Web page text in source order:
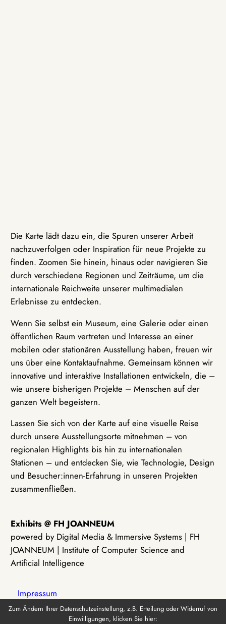
Die Karte lädt dazu ein, die Spuren unserer Arbeit
nachzuverfolgen oder Inspiration für neue Projekte zu
finden. Zoomen Sie hinein, hinaus oder navigieren Sie
durch verschiedene Regionen und Zeiträume, um die
internationale Reichweite unserer multimedialen
Erlebnisse zu entdecken.
Wenn Sie selbst ein Museum, eine Galerie oder einen
öffentlichen Raum vertreten und Interesse an einer
mobilen oder stationären Ausstellung haben, freuen wir
uns über eine Kontaktaufnahme. Gemeinsam können wir
innovative und interaktive Installationen entwickeln, die –
wie unsere bisherigen Projekte – Menschen auf der
ganzen Welt begeistern.
Lassen Sie sich von der Karte auf eine visuelle Reise
durch unsere Ausstellungsorte mitnehmen – von
regionalen Highlights bis hin zu internationalen
Stationen – und entdecken Sie, wie Technologie, Design
und Besucher:innen-Erfahrung in unseren Projekten
zusammenfließen.
Exhibits @ FH JOANNEUM
powered by Digital Media & Immersive Systems | FH
JOANNEUM | Institute of Computer Science and
Artificial Intelligence
Impressum
Zum Ändern Ihrer Datenschutzeinstellung, z.B. Erteilung oder Widerruf von
Einwilligungen, klicken Sie hier: